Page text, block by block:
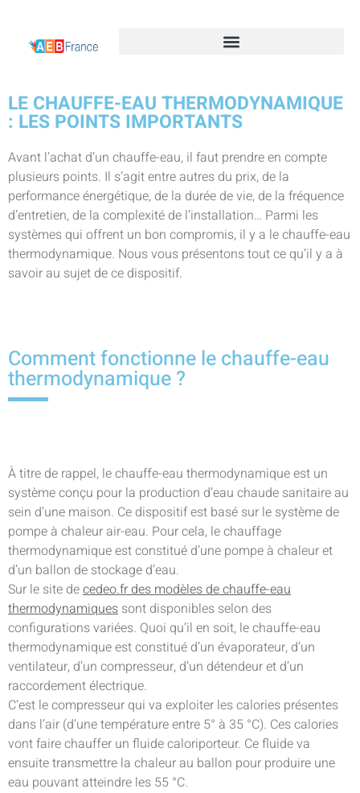
LE CHAUFFE-EAU THERMODYNAMIQUE
: LES POINTS IMPORTANTS
Avant l’achat d’un chauffe-eau, il faut prendre en compte
plusieurs points. Il s’agit entre autres du prix, de la
performance énergétique, de la durée de vie, de la fréquence
d’entretien, de la complexité de l’installation… Parmi les
systèmes qui offrent un bon compromis, il y a le chauffe-eau
thermodynamique. Nous vous présentons tout ce qu’il y a à
savoir au sujet de ce dispositif.
Comment fonctionne le chauffe-eau
thermodynamique ?
À titre de rappel, le chauffe-eau thermodynamique est un
système conçu pour la production d’eau chaude sanitaire au
sein d’une maison. Ce dispositif est basé sur le système de
pompe à chaleur air-eau. Pour cela, le chauffage
thermodynamique est constitué d’une pompe à chaleur et
d’un ballon de stockage d’eau.
Sur le site decedeo.fr des modèles de chauffe-eau
thermodynamiques sont disponibles selon des
configurations variées. Quoi qu’il en soit, le chauffe-eau
thermodynamique est constitué d’un évaporateur, d’un
ventilateur, d’un compresseur, d’un détendeur et d’un
raccordement électrique.
C’est le compresseur qui va exploiter les calories présentes
dans l’air (d’une température entre 5° à 35 °C). Ces calories
vont faire chauffer un fluide caloriporteur. Ce fluide va
ensuite transmettre la chaleur au ballon pour produire une
eau pouvant atteindre les 55 °C.